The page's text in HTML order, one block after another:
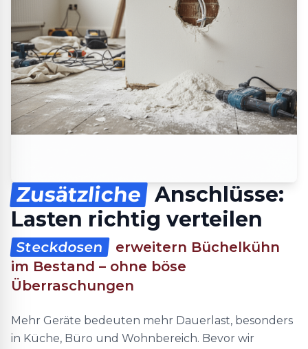
Zusätzliche Anschlüsse:
Lasten richtig verteilen
Steckdosen
erweitern Büchelkühn
im Bestand – ohne böse
Überraschungen
Mehr Geräte bedeuten mehr Dauerlast, besonders
in Küche, Büro und Wohnbereich. Bevor wir